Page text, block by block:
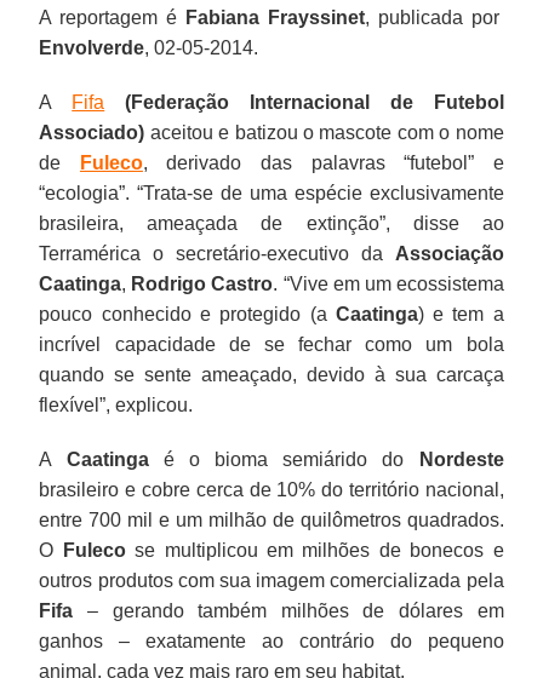
A reportagem é Fabiana Frayssinet, publicada por
Envolverde, 02-05-2014.
A Fifa (Federação Internacional de Futebol
Associado) aceitou e batizou o mascote com o nome
de
Fuleco, derivado das palavras “futebol” e
“ecologia”. “Trata-se de uma espécie exclusivamente
brasileira, ameaçada de extinção”, disse ao
Terramérica o secretário-executivo da Associação
Caatinga, Rodrigo Castro. “Vive em um ecossistema
pouco conhecido e protegido (a Caatinga) e tem a
incrível capacidade de se fechar como um bola
quando se sente ameaçado, devido à sua carcaça
flexível”, explicou.
A Caatingaé o bioma semiárido do
Nordeste
brasileiro e cobre cerca de 10% do território nacional,
entre 700 mil e um milhão de quilômetros quadrados.
O
Fulecose multiplicou em milhões de bonecos e
outros produtos com sua imagem comercializada pela
Fifa – gerando também milhões de dólares em
ganhos – exatamente ao contrário do pequeno
animal, cada vez mais raro em seu habitat.